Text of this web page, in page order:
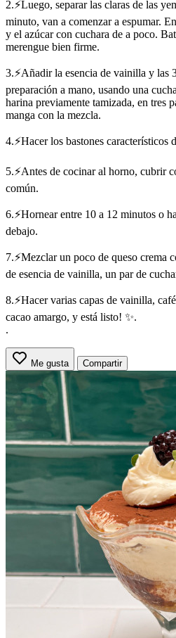
2.⚡Luego, separar las claras de las
minuto, van a comenzar a espumar.
y el azúcar con cuchara de a poco.
merengue bien firme.
3.⚡Añadir la esencia de vainilla y las
preparación a mano, usando una
harina previamente tamizada, en tres
manga con la mezcla.
4.⚡Hacer los bastones característicos
5.⚡Antes de cocinar al horno, cubrir
común.
6.⚡Hornear entre 10 a 12 minutos o
debajo.
7.⚡Mezclar un poco de queso crema
de esencia de vainilla, un par de
8.⚡Hacer varias capas de vainilla,
cacao amargo, y está listo! ✨.
.
Me gusta Compartir